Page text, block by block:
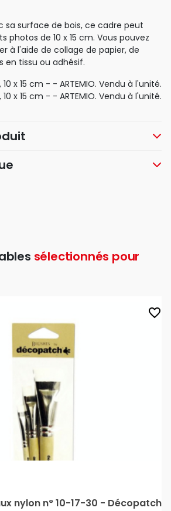
sa surface de bois, ce cadre peut
photos de 10 x 15 cm. Vous pouvez
à l'aide de collage de papier, de
en tissu ou adhésif.
x 15 cm - - ARTEMIO. Vendu à l'unité.
x 15 cm - - ARTEMIO. Vendu à l'unité.
sélectionnés pour
favorite_border
nylon n° 10-17-30 - Décopatch